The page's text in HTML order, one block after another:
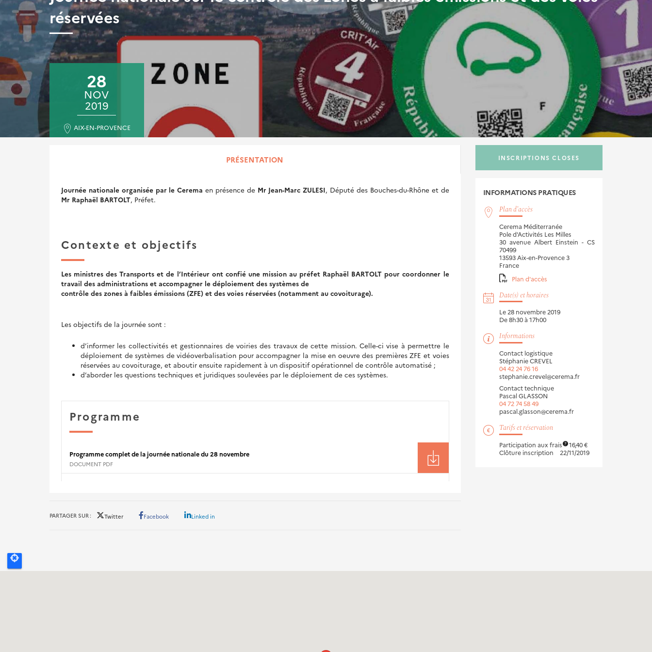
réservées
28
NOV
2019
AIX-EN-PROVENCE
INSCRIPTIONS CLOSES
INFORMATIONS PRATIQUES
Plan d'accès
Cerema Méditerranée
Pole d'Activités Les Milles
30 avenue Albert Einstein - CS
70499
13593 Aix-en-Provence3
France
Plan d'accès
Date(s) et horaires
Le 28 novembre 2019
De 8h30 à 17h00
Informations
Contact logistique
Stéphanie CREVEL
04 42 24 76 16
stephanie.crevel@cerema.fr
Contact technique
Pascal GLASSON
04 72 74 58 49
pascal.glasson@cerema.fr
Tarifs et réservation
Participation aux frais ? 16,40 €
Clôture inscription
22/11/2019
PRÉSENTATION
Journée nationale organisée par le Ceremaen présence de Mr Jean-Marc ZULESI, Député des Bouches-du-Rhône et de
Mr Raphaël BARTOLT, Préfet.
Contexte et objectifs
Les ministres des Transports et de l’Intérieur ont confié une mission au préfet Raphaël BARTOLT pour coordonner le
travail des administrations et accompagner le déploiement des systèmes de
contrôle des zones à faibles émissions (ZFE) et des voies réservées (notamment au covoiturage).
Les objectifs de la journée sont :
d’informer les collectivités et gestionnaires de voiries des travaux de cette mission. Celle-ci vise à permettre le
déploiement de systèmes de vidéoverbalisation pour accompagner la mise en oeuvre des premières ZFE et voies
réservées au covoiturage, et aboutir ensuite rapidement à un dispositif opérationnel de contrôle automatisé ;
d’aborder les questions techniques et juridiques soulevées par le déploiement de ces systèmes.
Programme
Programme complet de la journée nationale du 28 novembre
DOCUMENT PDF
PARTAGER SUR Twitter Facebook Linked in